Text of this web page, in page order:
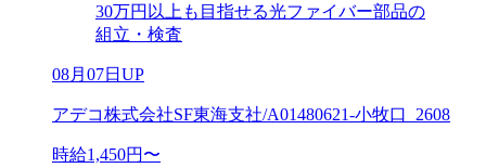
30万円以上も目指せる光ファイバー部品の
組立・検査
08月07日UP
アデコ株式会社SF東海支社/A01480621-小牧口_2608
時給1,450円〜